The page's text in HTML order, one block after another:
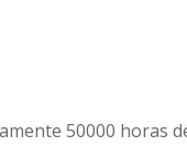
50000 horas